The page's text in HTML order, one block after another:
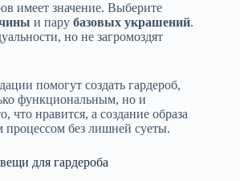
имеет значение. Выберите
и пару базовых украшений.
но не загромоздят
помогут создать гардероб,
функциональным, но и
что нравится, а создание образа
процессом без лишней суеты.
для гардероба